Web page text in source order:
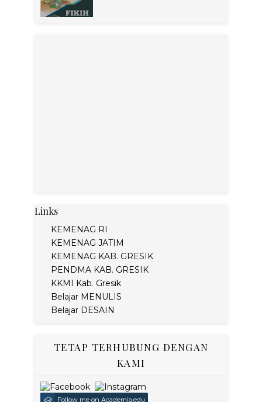
Links
KEMENAG RI
KEMENAG JATIM
KEMENAG KAB. GRESIK
PENDMA KAB. GRESIK
KKMI Kab. Gresik
Belajar MENULIS
Belajar DESAIN
TETAP TERHUBUNG DENGAN
KAMI
Follow me on Academia.edu